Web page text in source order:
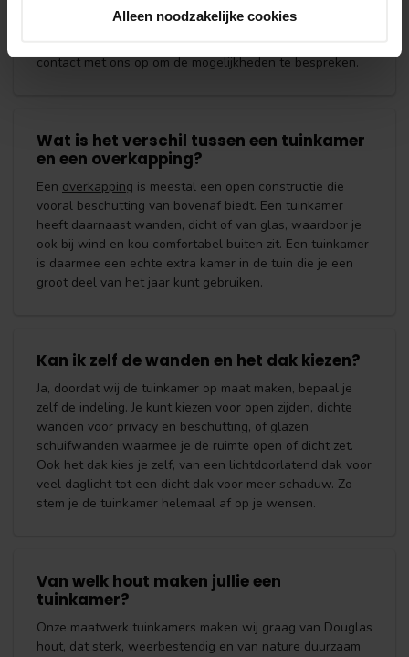
Alleen noodzakelijke cookies
rekenen wij het voor je uit, zodat je precies weet waar je
contact met ons op om de mogelijkheden te bespreken.
Wat is het verschil tussen een tuinkamer
en een overkapping?
Een overkapping is meestal een open constructie die
vooral beschutting van bovenaf biedt. Een tuinkamer
heeft daarnaast wanden, dicht of van glas, waardoor je
ook bij wind en kou comfortabel buiten zit. Een tuinkamer
is daarmee een echte extra kamer in de tuin die je een
groot deel van het jaar kunt gebruiken.
Kan ik zelf de wanden en het dak kiezen?
Ja, doordat wij de tuinkamer op maat maken, bepaal je
zelf de indeling. Je kunt kiezen voor open zijden, dichte
wanden voor privacy en beschutting, of glazen
schuifwanden waarmee je de ruimte open of dicht zet.
Ook het dak kies je zelf, van een lichtdoorlatend dak voor
veel daglicht tot een dicht dak voor meer schaduw. Zo
stem je de tuinkamer helemaal af op je wensen.
Van welk hout maken jullie een
tuinkamer?
Onze maatwerk tuinkamers maken wij graag van Douglas
hout, dat sterk, weerbestendig en van nature duurzaam